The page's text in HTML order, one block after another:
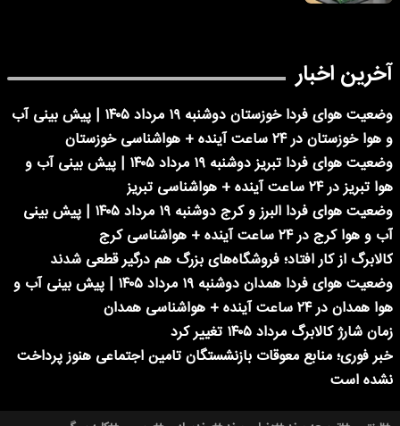
آخرین اخبار
وضعیت هوای فردا خوزستان دوشنبه ۱۹ مرداد ۱۴۰۵ | پیش بینی آب
و هوا خوزستان در ۲۴ ساعت آینده + هواشناسی خوزستان
وضعیت هوای فردا تبریز دوشنبه ۱۹ مرداد ۱۴۰۵ | پیش بینی آب و
هوا تبریز در ۲۴ ساعت آینده + هواشناسی تبریز
وضعیت هوای فردا البرز و کرج دوشنبه ۱۹ مرداد ۱۴۰۵ | پیش بینی
آب و هوا کرج در ۲۴ ساعت آینده + هواشناسی کرج
کالابرگ از کار افتاد؛ فروشگاه‌های بزرگ هم درگیر قطعی شدند
وضعیت هوای فردا همدان دوشنبه ۱۹ مرداد ۱۴۰۵ | پیش بینی آب و
هوا همدان در ۲۴ ساعت آینده + هواشناسی همدان
زمان شارژ کالابرگ مرداد ۱۴۰۵ تغییر کرد
خبر فوری؛ منابع معوقات بازنشستگان تامین اجتماعی هنوز پرداخت
نشده است